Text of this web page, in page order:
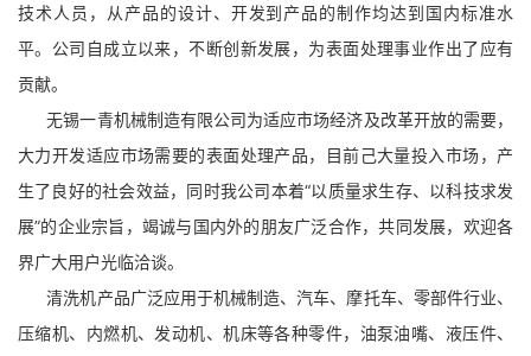
技术人员，从产品的设计、开发到产品的制作均达到国内标准水
平。公司自成立以来，不断创新发展，为表面处理事业作出了应有
贡献。
无锡一青机械制造有限公司为适应市场经济及改革开放的需要，
大力开发适应市场需要的表面处理产品，目前己大量投入市场，产
生了良好的社会效益，同时我公司本着“以质量求生存、以科技求发
展”的企业宗旨，竭诚与国内外的朋友广泛合作，共同发展，欢迎各
界广大用户光临洽谈。
清洗机产品广泛应用于机械制造、汽车、摩托车、零部件行业、
压缩机、内燃机、发动机、机床等各种零件，油泵油嘴、液压件、